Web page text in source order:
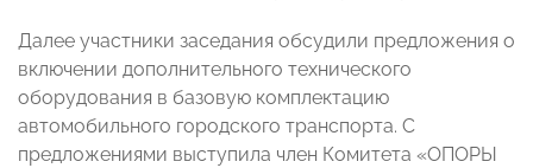
Далее участники заседания обсудили предложения о
включении дополнительного технического
оборудования в базовую комплектацию
автомобильного городского транспорта. С
предложениями выступила член Комитета «ОПОРЫ